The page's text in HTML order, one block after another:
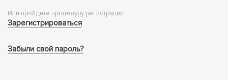
Или пройдите процедуру регистрации
Зарегистрироваться
Забыли свой пароль?